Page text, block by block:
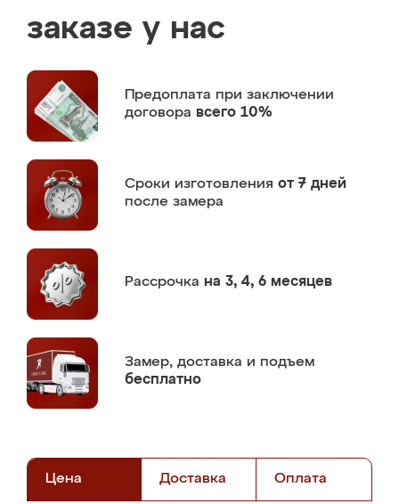
заказе у нас
Предоплата при заключении
договора всего 10%
Сроки изготовления от 7 дней
после замера
Рассрочка на 3, 4, 6 месяцев
Замер, доставка и подъем
бесплатно
Цена Доставка Оплата